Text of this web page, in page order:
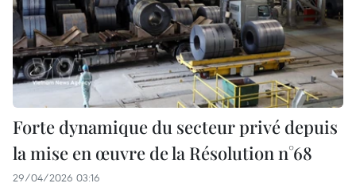
Forte dynamique du secteur privé depuis
la mise en œuvre de la Résolution n°68
29/04/2026 03:16